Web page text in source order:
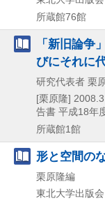
所蔵館76館
「新旧論争
びにそれに
研究代表者 栗
[栗原隆] 2008.3
告書 平成18年
所蔵館1館
形と空間の
栗原隆編
東北大学出版会